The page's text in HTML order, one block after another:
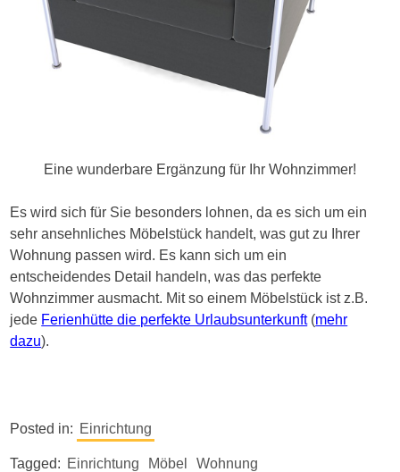
Eine wunderbare Ergänzung für Ihr Wohnzimmer!
Es wird sich für Sie besonders lohnen, da es sich um ein
sehr ansehnliches Möbelstück handelt, was gut zu Ihrer
Wohnung passen wird. Es kann sich um ein
entscheidendes Detail handeln, was das perfekte
Wohnzimmer ausmacht. Mit so einem Möbelstück ist z.B.
jede Ferienhütte die perfekte Urlaubsunterkunft(mehr
dazu).
Posted in: Einrichtung
Tagged: Einrichtung Möbel Wohnung